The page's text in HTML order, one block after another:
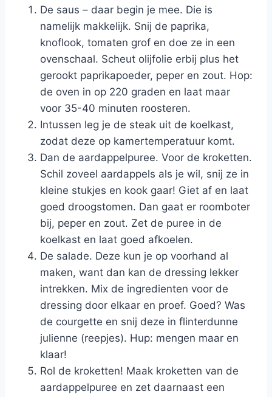
De saus – daar begin je mee. Die is
namelijk makkelijk. Snij de paprika,
knoflook, tomaten grof en doe ze in een
ovenschaal. Scheut olijfolie erbij plus het
gerookt paprikapoeder, peper en zout. Hop:
de oven in op 220 graden en laat maar
voor 35-40 minuten roosteren.
Intussen leg je de steak uit de koelkast,
zodat deze op kamertemperatuur komt.
Dan de aardappelpuree. Voor de kroketten.
Schil zoveel aardappels als je wil, snij ze in
kleine stukjes en kook gaar! Giet af en laat
goed droogstomen. Dan gaat er roomboter
bij, peper en zout. Zet de puree in de
koelkast en laat goed afkoelen.
De salade. Deze kun je op voorhand al
maken, want dan kan de dressing lekker
intrekken. Mix de ingredienten voor de
dressing door elkaar en proef. Goed? Was
de courgette en snij deze in flinterdunne
julienne (reepjes). Hup: mengen maar en
klaar!
Rol de kroketten! Maak kroketten van de
aardappelpuree en zet daarnaast een